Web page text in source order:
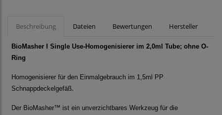
Beschreibung Dateien Bewertungen Hersteller
BioMasher I Single Use-Homogenisierer im 2,0ml Tube; ohne O-
Ring
Homogenisierer für den Einmalgebrauch im 1,5ml PP
Schnappdeckelgefäß.
Der BioMasher™ ist ein unverzichtbares Werkzeug für die